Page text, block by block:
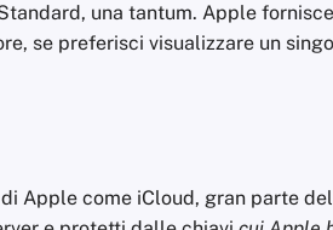
una tantum. Apple
se preferisci visualizzare un
Apple come iCloud, gran parte